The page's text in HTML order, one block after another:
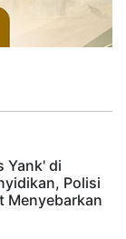
Yank' di
Polisi
Menyebarkan